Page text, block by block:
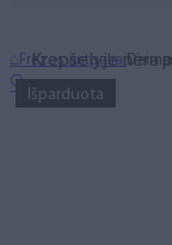
Krepšelyje nėra
⌂ Frezos antgaliai
Išparduota
🔍